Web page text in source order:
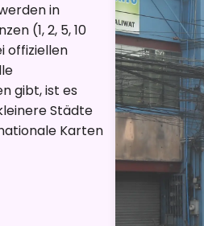
in
(1, 2, 5, 10
offiziellen
gibt, ist es
Städte
Karten